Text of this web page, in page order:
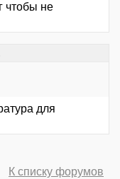
чтобы не
для
К списку форумов